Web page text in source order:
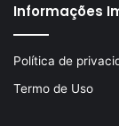
Informações
Política de
Termo de Uso